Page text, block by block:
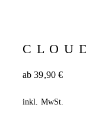
ab39,90€
inkl. MwSt.